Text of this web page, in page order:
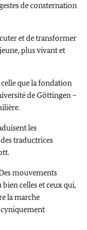
de consternation
et de transformer
plus vivant et
que la fondation
deGöttingen –
les
traductrices
.
mouvements
celles et ceux qui,
la marche